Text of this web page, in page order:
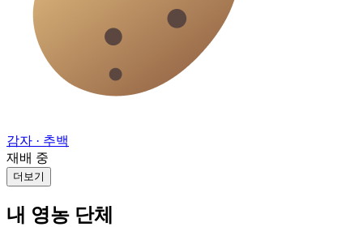
감자 · 추백
재배 중
더보기
내 영농 단체